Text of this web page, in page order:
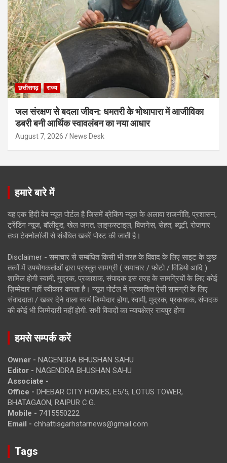
छत्तीसगढ़ राज्य
जल संरक्षण से बदला जीवन: धमतरी के भोथापारा में आजीविका
डबरी बनी आर्थिक स्वावलंबन का नया आधार
August 7, 2026 News Desk
हमारे बारे में
यह एक हिंदी वेब न्यूज़ पोर्टल है जिसमें ब्रेकिंग न्यूज़ के अलावा राजनीति, प्रशासन,
ट्रेंडिंग न्यूज, बॉलीवुड, खेल जगत, लाइफस्टाइल, बिजनेस, सेहत, ब्यूटी, रोजगार
तथा टेक्नोलॉजी से संबंधित खबरें पोस्ट की जाती है।
Disclaimer - समाचार से सम्बंधित किसी भी तरह के विवाद के लिए साइट के कुछ
तत्वों में उपयोगकर्ताओं द्वारा प्रस्तुत सामग्री ( समाचार / फोटो / विडियो आदि )
शामिल होगी स्वामी, मुद्रक, प्रकाशक, संपादक इस तरह के सामग्रियों के लिए कोई
ज़िम्मेदार नहीं स्वीकार करता है। न्यूज़ पोर्टल में प्रकाशित ऐसी सामग्री के लिए
संवाददाता / खबर देने वाला स्वयं जिम्मेदार होगा, स्वामी, मुद्रक, प्रकाशक, संपादक
की कोई भी जिम्मेदारी नहीं होगी. सभी विवादों का न्यायक्षेत्र रायपुर होगा
हमसे सम्पर्क करें
Owner - NAGENDRA BHUSHAN SAHU
Editor - NAGENDRA BHUSHAN SAHU
Associate -
Office - DHEBAR CITY HOMES, E5/5, LOTUS TOWER,
BHATAGAON, RAIPUR C.G.
Mobile - 7415550222
Email - chhattisgarhstarnews@gmail.com
Tags